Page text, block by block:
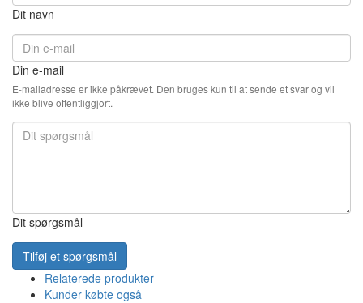
Dit navn
Din e-mail
E-mailadresse er ikke påkrævet. Den bruges kun til at sende et svar og vil
ikke blive offentliggjort.
Dit spørgsmål
Tilføj et spørgsmål
Relaterede produkter
Kunder købte også